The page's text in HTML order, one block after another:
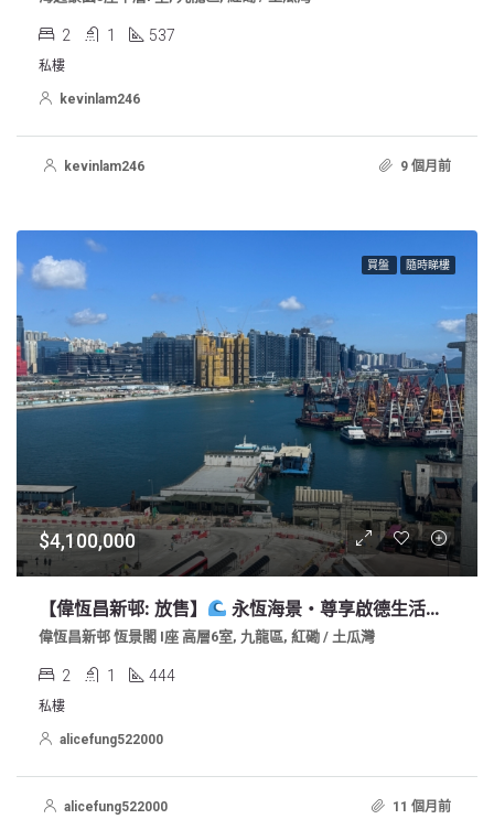
2 1 537
私樓
kevinlam246
kevinlam246 9 個月前
買盤 隨時睇樓
$4,100,000
【偉恆昌新邨: 放售】 永恆海景・尊享啟德生活圈｜東維港灣區 高層海景鉅獻｜上車筍盤 罕有放售
偉恆昌新邨 恆景閣 I座 高層6室, 九龍區, 紅磡 / 土瓜灣
2 1 444
私樓
alicefung522000
alicefung522000 11 個月前